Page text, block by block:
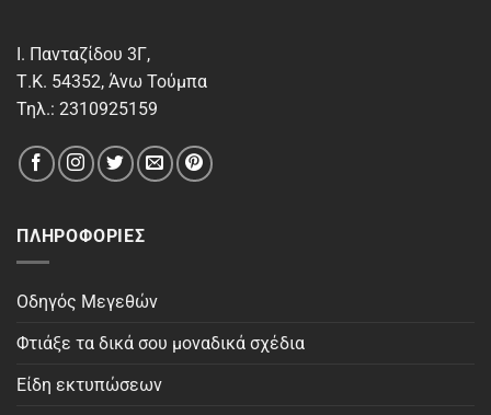
Ι. Πανταζίδου 3Γ,
Τ.Κ. 54352, Άνω Τούμπα
Τηλ.: 2310925159
ΠΛΗΡΟΦΟΡΊΕΣ
Οδηγός Μεγεθών
Φτιάξε τα δικά σου μοναδικά σχέδια
Είδη εκτυπώσεων